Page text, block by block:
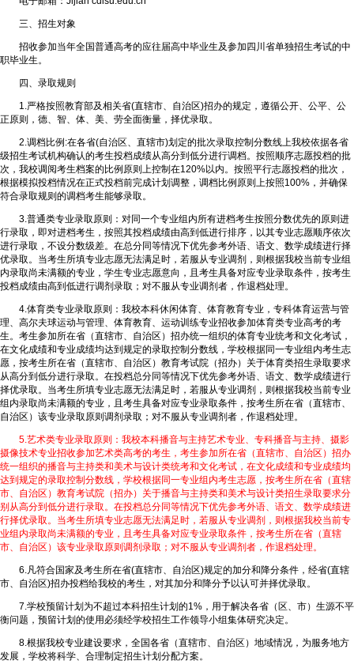
三、招生对象
招收参加当年全国普通高考的应往届高中毕业生及参加四川省单独招生考试的中
职毕业生。
四、录取规则
1.严格按照教育部及相关省(直辖市、自治区)招办的规定，遵循公开、公平、公
正原则，德、智、体、美、劳全面衡量，择优录取。
2.调档比例:在各省(自治区、直辖市)划定的批次录取控制分数线上我校依据各省
级招生考试机构确认的考生投档成绩从高分到低分进行调档。按照顺序志愿投档的批
次，我校调阅考生档案的比例原则上控制在120%以内。按照平行志愿投档的批次，
根据模拟投档情况在正式投档前完成计划调整，调档比例原则上按照100%，并确保
符合录取规则的调档考生能够录取。
3.普通类专业录取原则：对同一个专业组内所有进档考生按照分数优先的原则进
行录取，即对进档考生，按照其投档成绩由高到低进行排序，以其专业志愿顺序依次
进行录取，不设分数级差。在总分同等情况下优先参考外语、语文、数学成绩进行择
优录取。当考生所填专业志愿无法满足时，若服从专业调剂，则根据我校当前专业组
内录取尚未满额的专业，学生专业志愿意向，且考生具备对应专业录取条件，按考生
投档成绩由高到低进行调剂录取；对不服从专业调剂者，作退档处理。
4.体育类专业录取原则：我校本科休闲体育、体育教育专业，专科体育运营与管
理、高尔夫球运动与管理、体育教育、运动训练专业招收参加体育类专业高考的考
生。考生参加所在省（直辖市、自治区）招办统一组织的体育专业统考和文化考试，
在文化成绩和专业成绩均达到规定的录取控制分数线，学校根据同一专业组内考生志
愿，按考生所在省（直辖市、自治区）教育考试院（招办）关于体育类招生录取要求
从高分到低分进行录取。在投档总分同等情况下优先参考外语、语文、数学成绩进行
择优录取。当考生所填专业志愿无法满足时，若服从专业调剂，则根据我校当前专业
组内录取尚未满额的专业，且考生具备对应专业录取条件，按考生所在省（直辖市、
自治区）该专业录取原则调剂录取；对不服从专业调剂者，作退档处理。
5.艺术类专业录取原则：我校本科播音与主持艺术专业、专科播音与主持、摄影
摄像技术专业招收参加艺术类高考的考生，考生参加所在省（直辖市、自治区）招办
统一组织的播音与主持类和美术与设计类统考和文化考试，在文化成绩和专业成绩均
达到规定的录取控制分数线，学校根据同一专业组内考生志愿，按考生所在省（直辖
市、自治区）教育考试院（招办）关于播音与主持类和美术与设计类招生录取要求分
别从高分到低分进行录取。在投档总分同等情况下优先参考外语、语文、数学成绩进
行择优录取。当考生所填专业志愿无法满足时，若服从专业调剂，则根据我校当前专
业组内录取尚未满额的专业，且考生具备对应专业录取条件，按考生所在省（直辖
市、自治区）该专业录取原则调剂录取；对不服从专业调剂者，作退档处理。
6.凡符合国家及考生所在省(直辖市、自治区)规定的加分和降分条件，经省(直辖
市、自治区)招办投档给我校的考生，对其加分和降分予以认可并择优录取。
7.学校预留计划为不超过本科招生计划的1%，用于解决各省（区、市）生源不平
衡问题，预留计划的使用必须经学校招生工作领导小组集体研究决定。
8.根据我校专业建设要求，全国各省（直辖市、自治区）地域情况，为服务地方
发展，学校将科学、合理制定招生计划分配方案。